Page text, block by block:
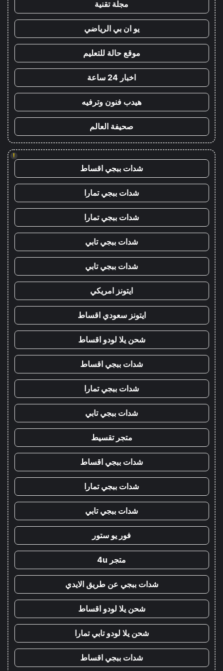
مجلة تقنية
يو ان بي الرياضي
موقع حالة للتعليم
اخبار 24 ساعة
هيدب فنون وترفيه
صحيفة العالم
!
شدات ببجي اقساط
شدات ببجي تمارا
شدات ببجي تمارا
شدات ببجي تابي
شدات ببجي تابي
ايتونز امريكي
ايتونز سعودي اقساط
شحن يلا لودو اقساط
شدات ببجي اقساط
شدات ببجي تمارا
شدات ببجي تابي
متجر تقسيط
شدات ببجي اقساط
شدات ببجي تمارا
شدات ببجي تابي
فور يو ستور
متجر 4u
شدات ببجي عن طريق الايدي
شحن يلا لودو اقساط
شحن يلا لودو تابي تمارا
شدات ببجي اقساط